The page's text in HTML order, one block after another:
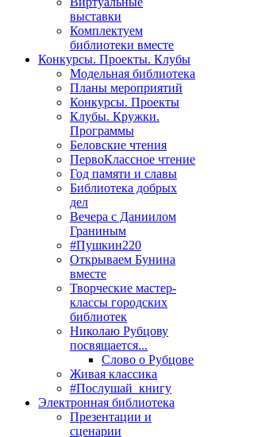
выставки
Комплектуем
библиотеки вместе
Конкурсы. Проекты. Клубы
Модельная библиотека
Планы мероприятий
Конкурсы. Проекты
Клубы. Кружки.
Программы
Беловские чтения
ПервоКлассное чтение
Год памяти и славы
Библиотека добрых
дел
Вечера с Даниилом
Граниным
#Пушкин220
Открываем Бунина
вместе
Творческие мастер-
классы городских
библиотек
Николаю Рубцову
посвящается...
Слово о Рубцове
Живая классика
#Послушай_книгу
Электронная библиотека
Презентации и
сценарии